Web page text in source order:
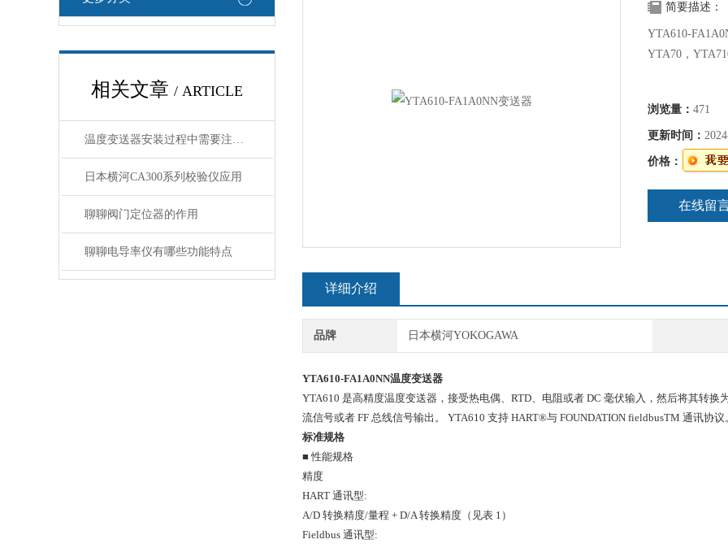
相关文章 / ARTICLE
温度变送器安装过程中需要注意哪些细节
日本横河CA300系列校验仪应用
聊聊阀门定位器的作用
聊聊电导率仪有哪些功能特点
简要描述：
YTA610-
YTA70，
浏览量： 471
更新时间：
价格：
在线留
详细介绍
品牌 日本横河YOKOGAWA
YTA610-FA1A0NN温度变送器
YTA610 是高精度温度变送器，接受热电偶、RTD、电阻或者 DC 毫伏输入，然后将其转换
流信号或者 FF 总线信号输出。 YTA610 支持 HART®与 FOUNDATION fieldbusTM 通讯协议
标准规格
■ 性能规格
精度
HART 通讯型:
A/D 转换精度/量程 + D/A 转换精度（见表 1）
Fieldbus 通讯型: